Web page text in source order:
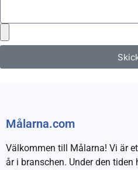
Målarna.com
Välkommen till Målarna! Vi är
år i branschen. Under den